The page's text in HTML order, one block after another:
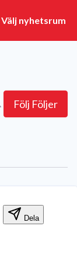
Följ Följer
Dela